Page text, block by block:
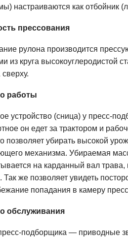
настраиваются как отбойник
прессования
рулона производится
из круга высокоуглеродистой
работы
устройство (сница) у пресс-
он едет за трактором и
позволяет убирать высокой
механизма. Убираемая
на карданный вал трава,
Так же позволяет увидеть
попадания в камеру
обслуживания
подборщика — приводные